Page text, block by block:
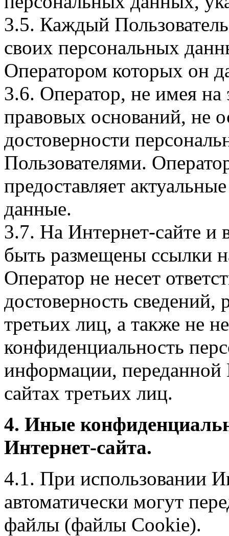
3.5. Каждый
своих персональных
Оператором которых он
3.6. Оператор, не имея
правовых оснований, не
достоверности
Пользователями.
предоставляет
данные.
3.7. На Интернет-сайте
быть размещены ссылки
Оператор не несет
достоверность
третьих лиц, а также не
конфиденциальность
информации, переданной
сайтах третьих лиц.
4. Иные
Интернет-сайта.
4.1. При использовании
автоматически могут
файлы (файлы Cookie).